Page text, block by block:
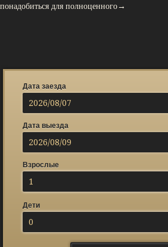
понадобиться для полноценного→
Дата заезда
Дата выезда
Взрослые
1
Дети
0